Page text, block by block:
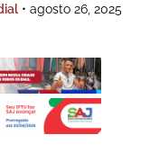
• agosto 26, 2025